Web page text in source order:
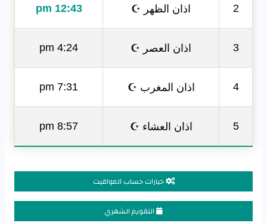
2 اذان الظهر ☪ 12:43 pm
3 اذان العصر ☪ 4:24 pm
4 اذان المغرب ☪ 7:31 pm
5 اذان العشاء ☪ 8:57 pm
خيارات حساب المواقيت
التقويم الشهري